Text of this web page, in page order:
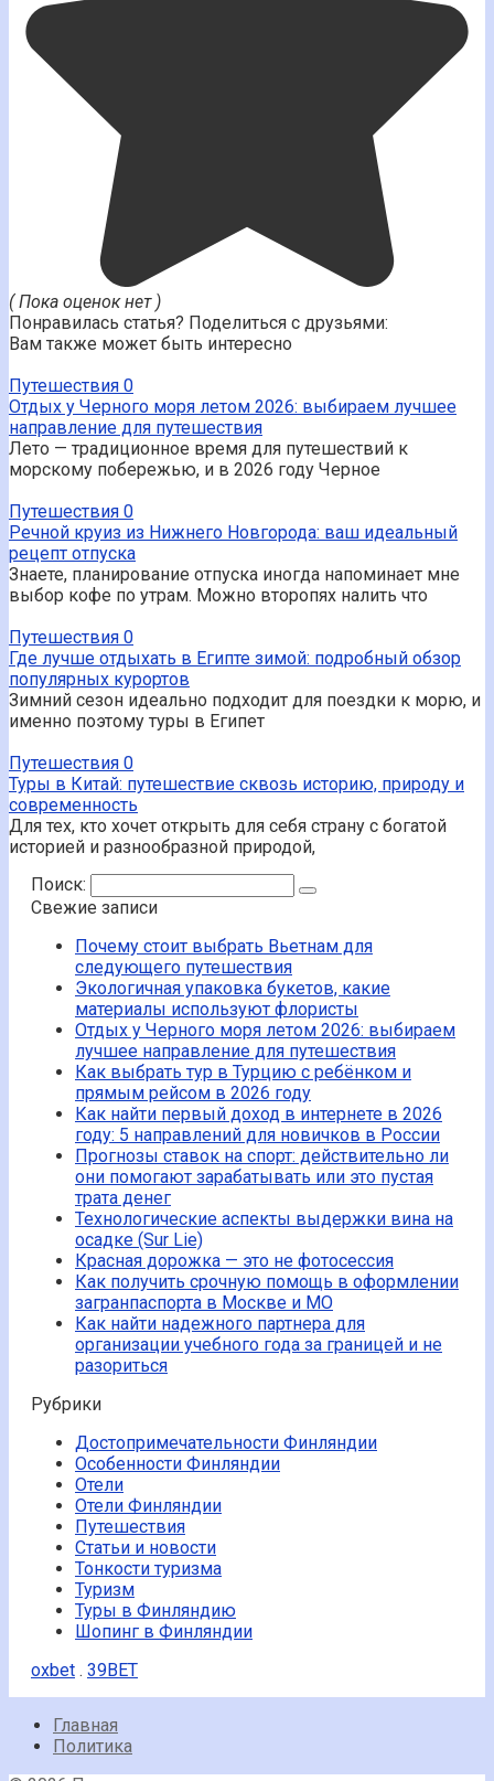
( Пока оценок нет )
Понравилась статья? Поделиться с друзьями:
Вам также может быть интересно
Путешествия 0
Отдых у Черного моря летом 2026: выбираем лучшее
направление для путешествия
Лето — традиционное время для путешествий к
морскому побережью, и в 2026 году Черное
Путешествия 0
Речной круиз из Нижнего Новгорода: ваш идеальный
рецепт отпуска
Знаете, планирование отпуска иногда напоминает мне
выбор кофе по утрам. Можно второпях налить что
Путешествия 0
Где лучше отдыхать в Египте зимой: подробный обзор
популярных курортов
Зимний сезон идеально подходит для поездки к морю, и
именно поэтому туры в Египет
Путешествия 0
Туры в Китай: путешествие сквозь историю, природу и
современность
Для тех, кто хочет открыть для себя страну с богатой
историей и разнообразной природой,
Поиск:
Свежие записи
Почему стоит выбрать Вьетнам для
следующего путешествия
Экологичная упаковка букетов, какие
материалы используют флористы
Отдых у Черного моря летом 2026: выбираем
лучшее направление для путешествия
Как выбрать тур в Турцию с ребёнком и
прямым рейсом в 2026 году
Как найти первый доход в интернете в 2026
году: 5 направлений для новичков в России
Прогнозы ставок на спорт: действительно ли
они помогают зарабатывать или это пустая
трата денег
Технологические аспекты выдержки вина на
осадке (Sur Lie)
Красная дорожка — это не фотосессия
Как получить срочную помощь в оформлении
загранпаспорта в Москве и МО
Как найти надежного партнера для
организации учебного года за границей и не
разориться
Рубрики
Достопримечательности Финляндии
Особенности Финляндии
Отели
Отели Финляндии
Путешествия
Статьи и новости
Тонкости туризма
Туризм
Туры в Финляндию
Шопинг в Финляндии
oxbet . 39BET
Главная
Политика